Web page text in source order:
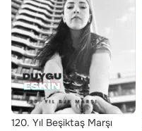
120. Yıl Beşiktaş Marşı